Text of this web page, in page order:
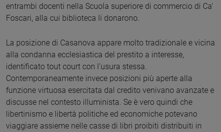
entrambi docenti nella Scuola superiore di commercio di Ca'
Foscari, alla cui biblioteca li donarono.
La posizione di Casanova appare molto tradizionale e vicina
alla condanna ecclesiastica del prestito a interesse,
identificato tout court con l'usura stessa.
Contemporaneamente invece posizioni più aperte alla
funzione virtuosa esercitata dal credito venivano avanzate e
discusse nel contesto illuminista. Se è vero quindi che
libertinismo e libertà politiche ed economiche potevano
viaggiare assieme nelle casse di libri proibiti distribuiti in